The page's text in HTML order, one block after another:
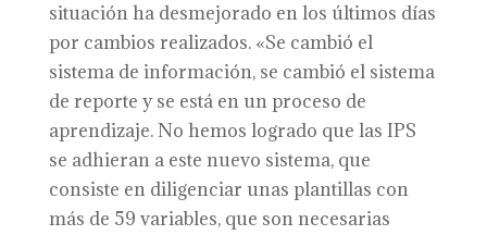
situación ha desmejorado en los últimos días
por cambios realizados. «Se cambió el
sistema de información, se cambió el sistema
de reporte y se está en un proceso de
aprendizaje. No hemos logrado que las IPS
se adhieran a este nuevo sistema, que
consiste en diligenciar unas plantillas con
más de 59 variables, que son necesarias